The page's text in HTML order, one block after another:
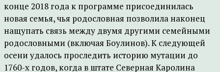
конце 2018 года к программе присоединилась
новая семья, чья родословная позволила наконец
нащупать связь между двумя другими семейными
родословными (включая Боулинов). К следующей
осени удалось проследить историю мутации до
1760-х годов, когда в штате Северная Каролина